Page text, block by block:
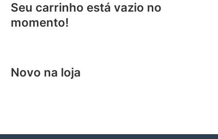
Seu carrinho está vazio no
momento!
Novo na loja